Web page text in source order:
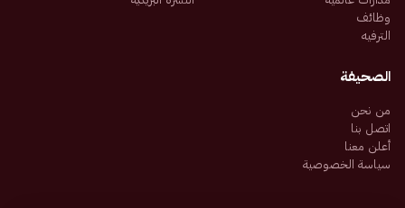
وظائف
الترفيه
الصحيفة
من نحن
اتصل بنا
أعلن معنا
سياسة الخصوصية